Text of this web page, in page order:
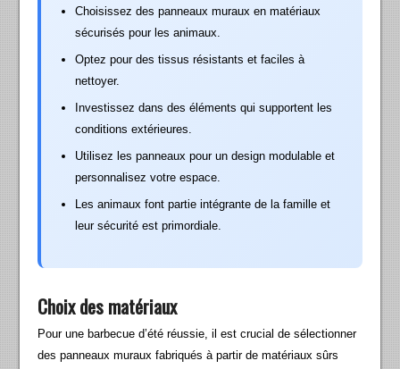
Choisissez des panneaux muraux en matériaux
sécurisés pour les animaux.
Optez pour des tissus résistants et faciles à
nettoyer.
Investissez dans des éléments qui supportent les
conditions extérieures.
Utilisez les panneaux pour un design modulable et
personnalisez votre espace.
Les animaux font partie intégrante de la famille et
leur sécurité est primordiale.
Choix des matériaux
Pour une barbecue d’été réussie, il est crucial de sélectionner
des panneaux muraux fabriqués à partir de matériaux sûrs